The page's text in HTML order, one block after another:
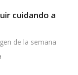
cuidando a
de la semana